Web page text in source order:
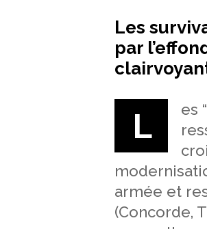
Les
par
L
es
armée et
(Concorde,